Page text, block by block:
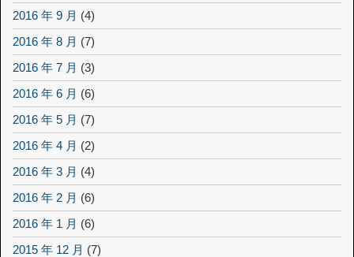
2016 年 9 月 (4)
2016 年 8 月 (7)
2016 年 7 月 (3)
2016 年 6 月 (6)
2016 年 5 月 (7)
2016 年 4 月 (2)
2016 年 3 月 (4)
2016 年 2 月 (6)
2016 年 1 月 (6)
2015 年 12 月 (7)